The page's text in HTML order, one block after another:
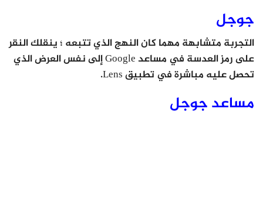
جوجل
التجربة متشابهة مهما كان النهج الذي تتبعه ؛ ينقلك النقر
على رمز العدسة في مساعد Google إلى نفس العرض الذي
تحصل عليه مباشرة في تطبيق Lens.
مساعد جوجل